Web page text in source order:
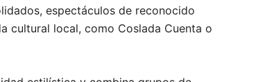
espectáculos de reconocido
cultural local, como Coslada Cuenta o